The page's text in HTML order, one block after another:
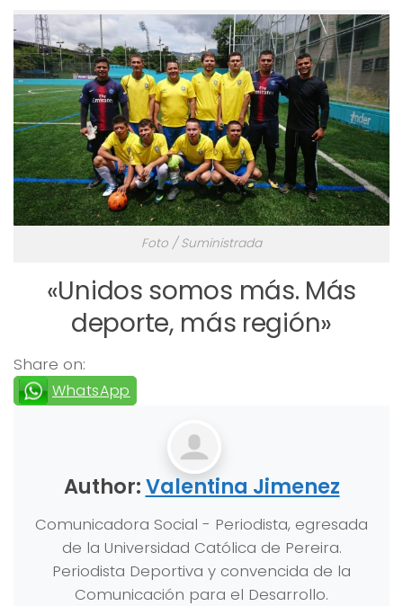
Foto / Suministrada
«Unidos somos más. Más
deporte, más región»
Share on:
WhatsApp
Author:Valentina Jimenez
Comunicadora Social - Periodista, egresada
de la Universidad Católica de Pereira.
Periodista Deportiva y convencida de la
Comunicación para el Desarrollo.